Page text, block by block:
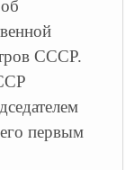
СССР.
первым